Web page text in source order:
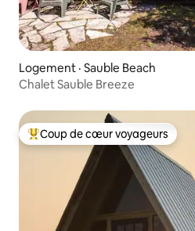
Logement · Sauble Beach
Chalet Sauble Breeze
Coup de cœur voyageurs parmi
Coup de cœur voyageurs